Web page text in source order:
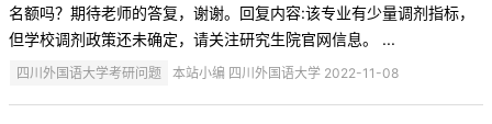
名额吗？期待老师的答复，谢谢。回复内容:该专业有少量调剂指标，
但学校调剂政策还未确定，请关注研究生院官网信息。 ...
四川外国语大学考研问题 本站小编 四川外国语大学 2022-11-08